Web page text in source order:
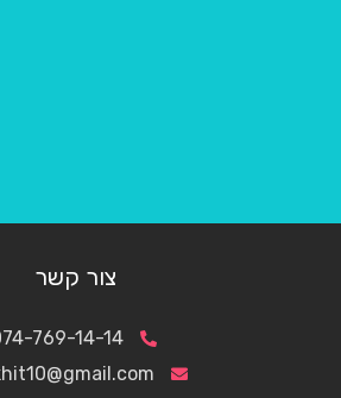
צור קשר
769-14-14